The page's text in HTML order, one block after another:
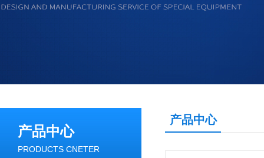
产品中心
PRODUCTS CNETER
产品中心